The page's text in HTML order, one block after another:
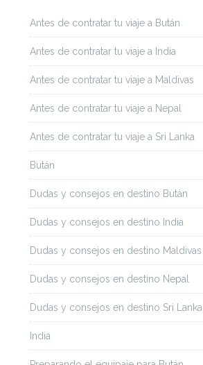
Antes de contratar tu viaje a Bután
Antes de contratar tu viaje a India
Antes de contratar tu viaje a Maldivas
Antes de contratar tu viaje a Nepal
Antes de contratar tu viaje a Sri Lanka
Bután
Dudas y consejos en destino Bután
Dudas y consejos en destino India
Dudas y consejos en destino Maldivas
Dudas y consejos en destino Nepal
Dudas y consejos en destino Sri Lanka
India